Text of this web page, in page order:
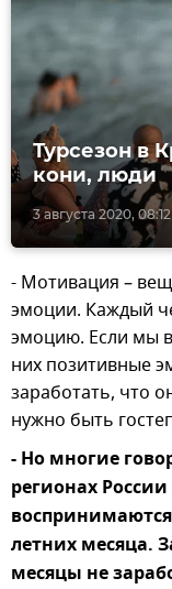
3 августа 2020, 08:12
Турсезон в
кони, люди
- Мотивация –
эмоции. Каждый
эмоцию. Если мы
них позитивные
заработать, что
нужно быть
- Но многие
регионах
летних месяца.
месяцы не